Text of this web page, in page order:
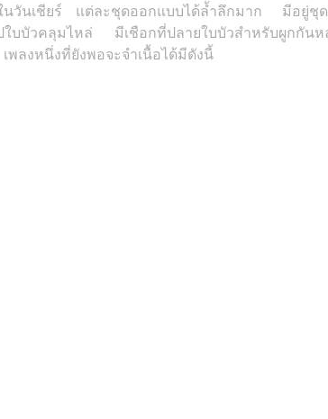
ในวันเชียร์ แต่ละชุดออกแบบได้ล้ำลึกมาก มีอยู่
ปใบบัวคลุมไหล่ มีเชือกที่ปลายใบบัวสำหรับผูก
พลงหนึ่งที่ยังพอจะจำเนื้อได้มีดังนี้
งไม่เคยอ่
ยยอมใคร ฝ่าฟั